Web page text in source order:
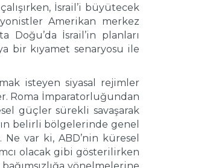
İsrail’i büyütecek
Amerikan merkez
İsrail’in planları
bir kıyamet senaryosu ile
isteyen siyasal rejimler
Roma İmparatorluğundan
güçler sürekli savaşarak
belirli bölgelerinde genel
var ki, ABD’nin küresel
olacak gibi gösterilirken